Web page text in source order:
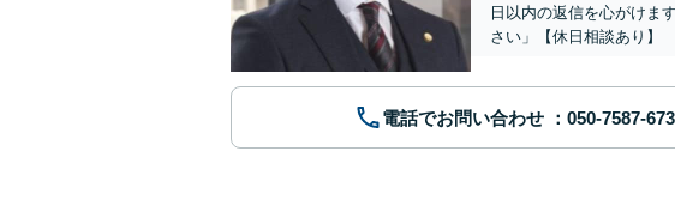
日以内の返信を心がけま
さい」【休日相談あり】
電話でお問い合わせ